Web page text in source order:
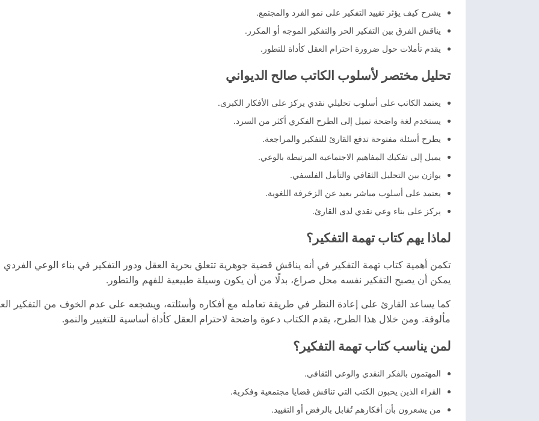
يشرح كيف يؤثر تقييد التفكير على نمو الفرد والمجتمع.
يناقش الفرق بين التفكير الحر والتفكير الموجه أو المكرر.
يقدم تأملات حول ضرورة احترام العقل كأداة للتطور.
تحليل مختصر لأسلوب الكاتب صالح الديواني
يعتمد الكاتب على أسلوب تحليلي نقدي يركز على الأفكار الكبرى.
يستخدم لغة واضحة تميل إلى الطرح الفكري أكثر من السرد.
يطرح أسئلة مفتوحة تدفع القارئ للتفكير والمراجعة.
يميل إلى تفكيك المفاهيم الاجتماعية المرتبطة بالوعي.
يوازن بين التحليل الثقافي والتأمل الفلسفي.
يعتمد على أسلوب مباشر بعيد عن الزخرفة اللغوية.
يركز على بناء وعي نقدي لدى القارئ.
لماذا يهم كتاب تهمة التفكير؟
تكمن أهمية كتاب تهمة التفكير في أنه يناقش قضية جوهرية تتعلق بحرية العقل ودور التفكير في بناء الوعي
يمكن أن يصبح التفكير نفسه محل صراع، بدلًا من أن يكون وسيلة طبيعية للفهم والتطور.
كما يساعد القارئ على إعادة النظر في طريقة تعامله مع أفكاره وأسئلته، ويشجعه على عدم الخوف من التفكير
مألوفة. ومن خلال هذا الطرح، يقدم الكتاب دعوة واضحة لاحترام العقل كأداة أساسية للتغيير والنمو.
لمن يناسب كتاب تهمة التفكير؟
المهتمون بالفكر النقدي والوعي الثقافي.
القراء الذين يحبون الكتب التي تناقش قضايا مجتمعية وفكرية.
من يشعرون بأن أفكارهم تُقابل بالرفض أو التقييد.